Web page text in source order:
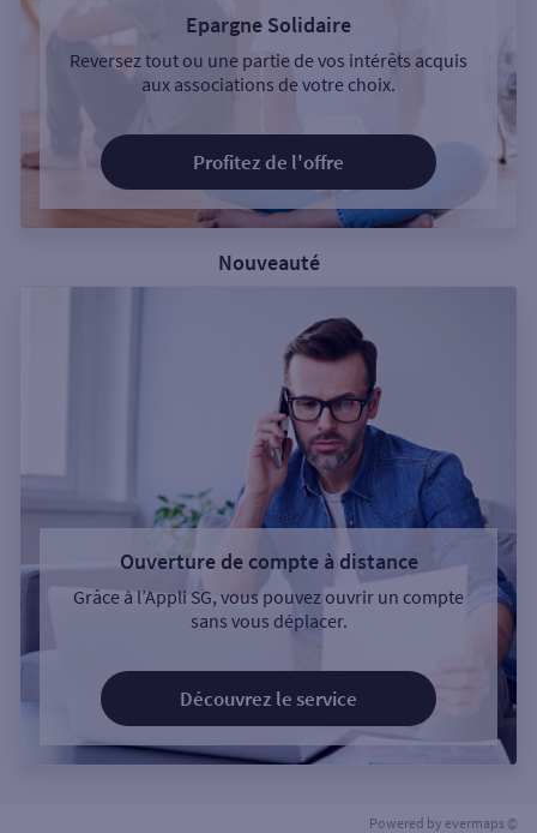
Epargne Solidaire
Reversez tout ou une partie de vos intérêts acquis
aux associations de votre choix.
Profitez de l'offre
Nouveauté
Ouverture de compte à distance
Grâce à l’Appli SG, vous pouvez ouvrir un compte
sans vous déplacer.
Découvrez le service
Powered by evermaps ©